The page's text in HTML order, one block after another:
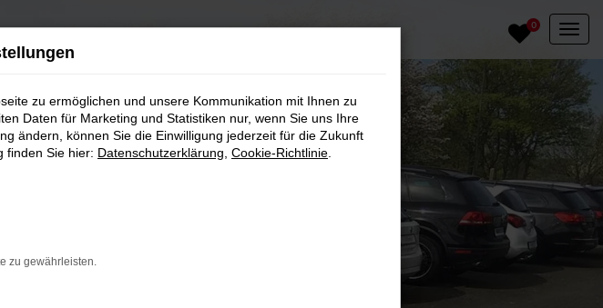
0
zu ermöglichen und unsere Kommunikation mit Ihnen zu
Daten für Marketing und Statistiken nur, wenn Sie uns Ihre
ändern, können Sie die Einwilligung jederzeit für die Zukunft
finden Sie hier: Datenschutzerklärung Cookie-Richtlinie
zu gewährleisten.